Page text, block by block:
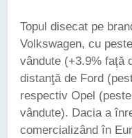
Topul disecat pe
Volkswagen, cu
vândute (+3.9% faţă
distanţă de Ford
respectiv Opel
vândute). Dacia a
comercializând în